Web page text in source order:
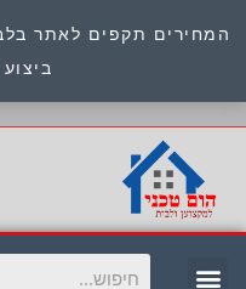
תקפים לאתר בלבד!!!
ביצוע